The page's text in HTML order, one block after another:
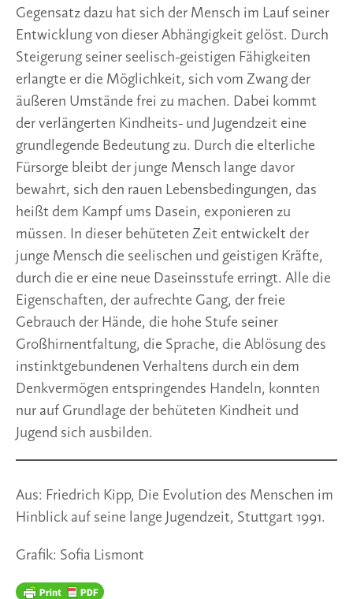
Gegensatz dazu hat sich der Mensch im Lauf seiner
Entwicklung von dieser Abhängigkeit gelöst. Durch
Steigerung seiner seelisch-geistigen Fähigkeiten
erlangte er die Möglichkeit, sich vom Zwang der
äußeren Umstände frei zu machen. Dabei kommt
der verlängerten Kindheits- und Jugendzeit eine
grundlegende Bedeutung zu. Durch die elterliche
Fürsorge bleibt der junge Mensch lange davor
bewahrt, sich den rauen Lebensbedingungen, das
heißt dem Kampf ums Dasein, exponieren zu
müssen. In dieser behüteten Zeit entwickelt der
junge Mensch die seelischen und geistigen Kräfte,
durch die er eine neue Daseinsstufe erringt. Alle die
Eigenschaften, der aufrechte Gang, der freie
Gebrauch der Hände, die hohe Stufe seiner
Großhirnentfaltung, die Sprache, die Ablösung des
instinktgebundenen Verhaltens durch ein dem
Denkvermögen entspringendes Handeln, konnten
nur auf Grundlage der behüteten Kindheit und
Jugend sich ausbilden.
Aus: Friedrich Kipp, Die Evolution des Menschen im
Hinblick auf seine lange Jugendzeit, Stuttgart 1991.
Grafik: Sofia Lismont